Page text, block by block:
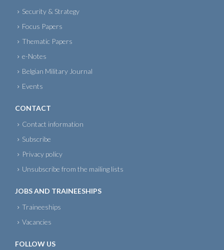
Security & Strategy
Focus Papers
Thematic Papers
e-Notes
Belgian Military Journal
Events
CONTACT
Contact information
Subscribe
Privacy policy
Unsubscribe from the mailing lists
JOBS AND TRAINEESHIPS
Traineeships
Vacancies
FOLLOW US